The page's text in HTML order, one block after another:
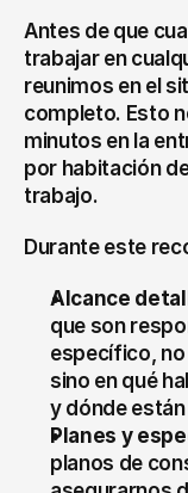
Antes de que
trabajar en
reunimos en el
completo. Esto
minutos en la
por habitación
trabajo.
Durante este
Alcance
que son
específico,
sino en qué
y dónde
Planes y
planos de